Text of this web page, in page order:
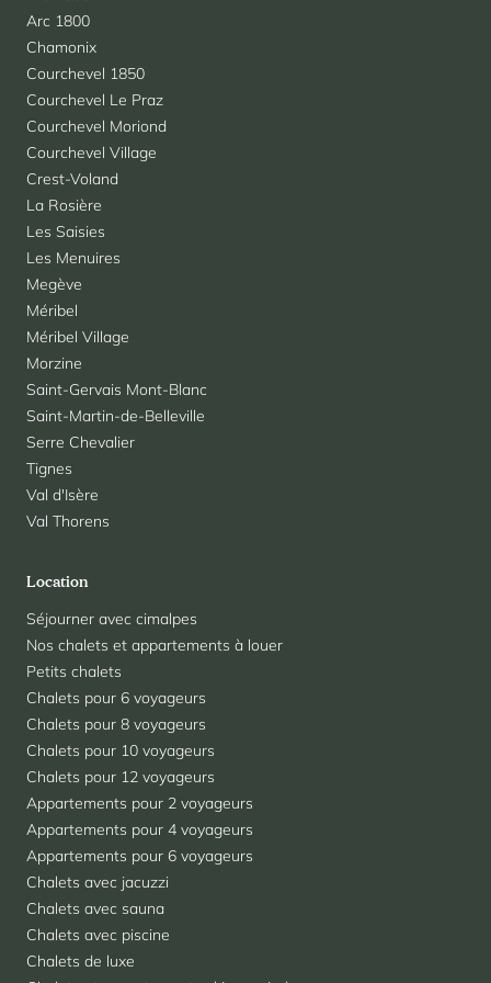
Arc 1800
Chamonix
Courchevel 1850
Courchevel Le Praz
Courchevel Moriond
Courchevel Village
Crest-Voland
La Rosière
Les Saisies
Les Menuires
Megève
Méribel
Méribel Village
Morzine
Saint-Gervais Mont-Blanc
Saint-Martin-de-Belleville
Serre Chevalier
Tignes
Val d'Isère
Val Thorens
Location
Séjourner avec cimalpes
Nos chalets et appartements à louer
Petits chalets
Chalets pour 6 voyageurs
Chalets pour 8 voyageurs
Chalets pour 10 voyageurs
Chalets pour 12 voyageurs
Appartements pour 2 voyageurs
Appartements pour 4 voyageurs
Appartements pour 6 voyageurs
Chalets avec jacuzzi
Chalets avec sauna
Chalets avec piscine
Chalets de luxe